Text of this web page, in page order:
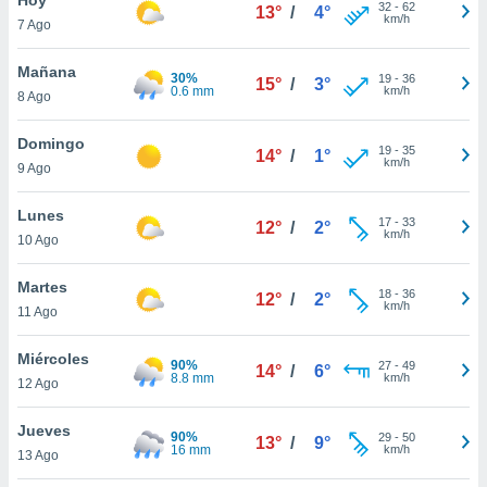
y
en
más
de
7 Ago
13° / 4° 32- 62
km/h
Mañana
8 Ago
30%
0.6 mm
15° / 3° 19- 36
km/h
Domingo
9 Ago
14° / 1° 19- 35
km/h
Lunes
10 Ago
12° / 2° 17- 33
km/h
Martes
11 Ago
12° / 2° 18- 36
km/h
Miércoles
12 Ago
90%
8.8 mm
14° / 6° 27- 49
km/h
Jueves
13 Ago
90%
16 mm
13° / 9° 29- 50
km/h